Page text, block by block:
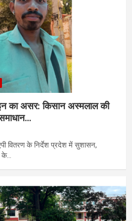
विजय शर्मा का जताया आभार…
उत्पादन पर जोर…
का असर: किसान अस्मलाल की
वितरण के निर्देश प्रदेश में सुशासन,
के…